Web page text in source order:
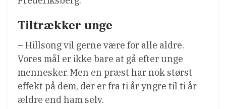
Tiltrækker unge
– Hillsong vil gerne være for alle aldre.
Vores mål er ikke bare at gå efter unge
mennesker. Men en præst har nok størst
effekt på dem, der er fra ti år yngre til ti år
ældre end ham selv.